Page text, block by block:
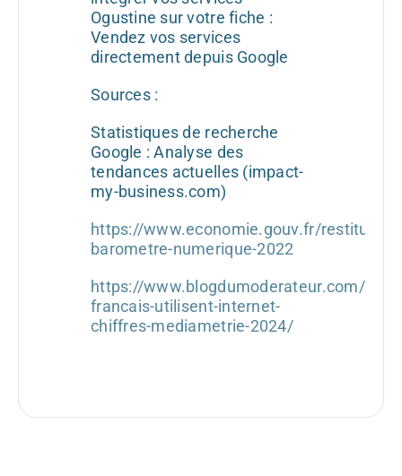
Ogustine sur votre fiche :
Vendez vos services
directement depuis Google
Sources :
Statistiques de recherche
Google : Analyse des
tendances actuelles (impact-
my-business.com)
https://www.economie.gouv.fr/restitution-
barometre-numerique-2022
https://www.blogdumoderateur.com/
francais-utilisent-internet-
chiffres-mediametrie-2024/